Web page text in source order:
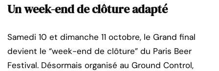
Un week-end de clôture adapté
Samedi 10 et dimanche 11 octobre, le Grand final
devient le “week-end de clôture” du Paris Beer
Festival. Désormais organisé au Ground Control,